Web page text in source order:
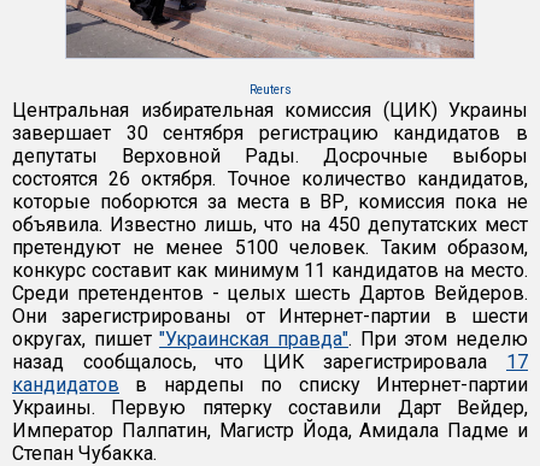
Reuters
Центральная избирательная комиссия (ЦИК) Украины
завершает 30 сентября регистрацию кандидатов в
депутаты Верховной Рады. Досрочные выборы
состоятся 26 октября. Точное количество кандидатов,
которые поборются за места в ВР, комиссия пока не
объявила. Известно лишь, что на 450 депутатских мест
претендуют не менее 5100 человек. Таким образом,
конкурс составит как минимум 11 кандидатов на место.
Среди претендентов - целых шесть Дартов Вейдеров.
Они зарегистрированы от Интернет-партии в шести
округах, пишет"Украинская правда". При этом неделю
назад сообщалось, что ЦИК зарегистрировала 17
кандидатов в нардепы по списку Интернет-партии
Украины. Первую пятерку составили Дарт Вейдер,
Император Палпатин, Магистр Йода, Амидала Падме и
Степан Чубакка.